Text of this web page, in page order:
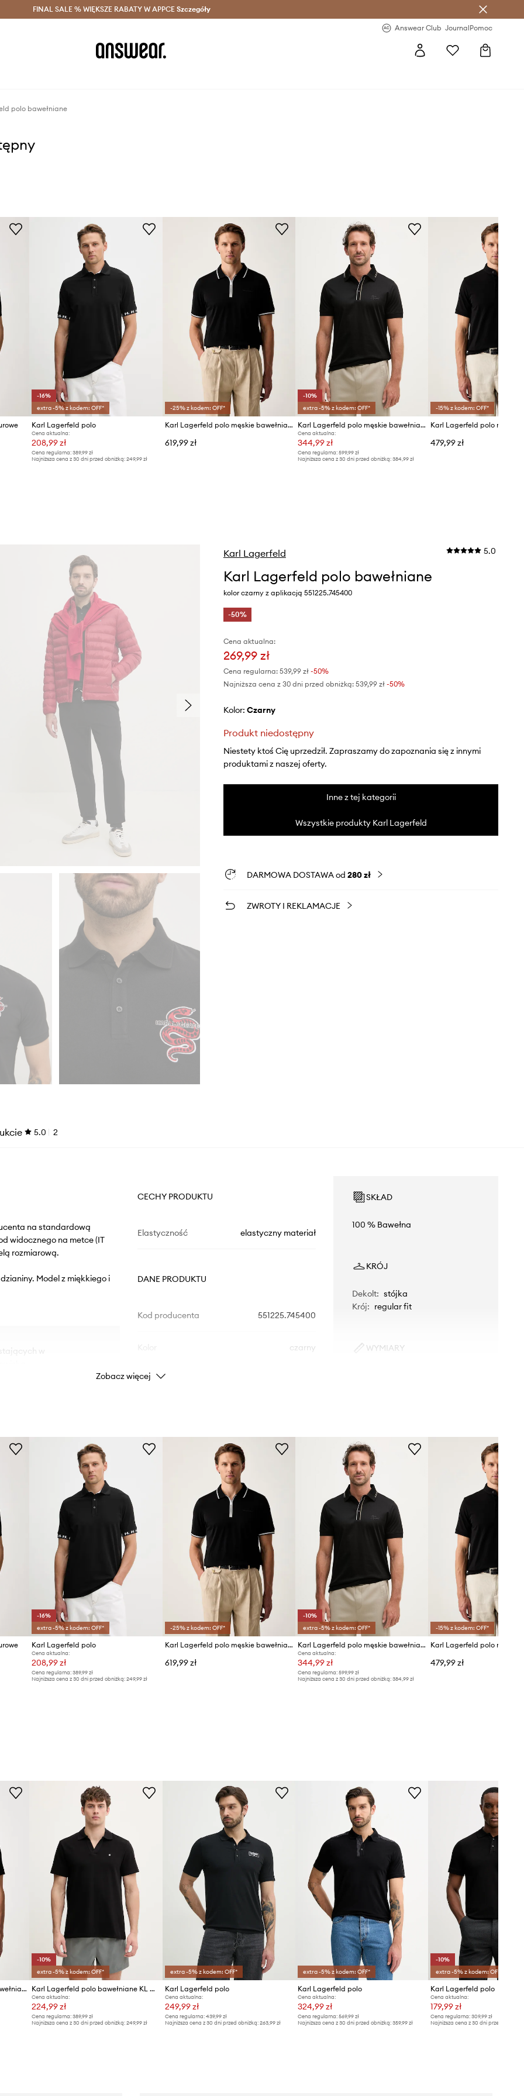
Oszczędzaj z Answear Club > Dostawa nawet w 24h >
FINAL SALE % WIĘKSZE RABATY W APPCE Szczegóły
Answear Club JournalPomoc
polo bawełniane
-16%
extra -5% z kodem: OFF*
Karl Lagerfeld polo
Cena aktualna:
208,99 zł
Cena regularna: 389,99 zł
Najniższa cena z 30 dni przed obniżką: 249,99 zł
-25% z kodem: OFF*
Karl Lagerfeld polo męskie bawełniane
619,99 zł
-10%
extra -5% z kodem: OFF*
Karl Lagerfeld polo męskie bawełniane
Cena aktualna:
344,99 zł
Cena regularna:599,99 zł
Najniższa cena z 30 dni przed obniżką:384,99 zł
-15% z kodem: OFF*
479,99 zł
Karl Lagerfeld 5.0
Karl Lagerfeld polo bawełniane
kolor czarny z aplikacją 551225.745400
-50%
Cena aktualna:
269,99 zł
Cena regularna: 539,99 zł-50%
Najniższa cena z 30 dni przed obniżką: 539,99 zł -50%
Kolor: czarny
Produkt niedostępny
Niestety ktoś Cię uprzedził. Zapraszamy do zapoznania się z innymi
produktami z naszej oferty.
Inne z tej kategorii
Wszystkie produkty Karl Lagerfeld
DARMOWA DOSTAWA od 280 zł
ZWROTY I REKLAMACJE
5.0 2
na standardową
widocznego na metce (IT
rozmiarową.
Model z miękkiego i
w
CECHY PRODUKTU
Elastyczność elastyczny materiał
DANE PRODUKTU
Kod producenta 551225.745400
czarny
Marka
ID Produktu
SKŁAD
100 % Bawełna
KRÓJ
Dekolt: stójka
Krój: regular fit
WYMIARY
Tabela rozmiarów
Zobacz więcej
-16%
extra -5% z kodem: OFF*
Karl Lagerfeld polo
Cena aktualna:
208,99 zł
Cena regularna: 389,99 zł
Najniższa cena z 30 dni przed obniżką: 249,99 zł
-25% z kodem: OFF*
Karl Lagerfeld polo męskie bawełniane
619,99 zł
-10%
extra -5% z kodem: OFF*
Karl Lagerfeld polo męskie bawełniane
Cena aktualna:
344,99 zł
Cena regularna:599,99 zł
Najniższa cena z 30 dni przed obniżką:384,99 zł
-15% z kodem: OFF*
479,99 zł
Karl Lagerfeld polo męskie bawełniane z elastanem
-10%
extra -5% z kodem: OFF*
Karl Lagerfeld polo bawełniane KL METAL
Cena aktualna:
224,99 zł
Cena regularna: 389,99 zł
Najniższa cena z 30 dni przed obniżką: 249,99 zł
extra -5% z kodem: OFF*
Karl Lagerfeld polo
Cena aktualna:
249,99 zł
Cena regularna: 439,99 zł
Najniższa cena z 30 dni przed obniżką: 263,99 zł
extra -5% z kodem: OFF*
Karl Lagerfeld polo
Cena aktualna:
324,99 zł
Cena regularna:569,99 zł
Najniższa cena z 30 dni przed obniżką:359,99 zł
-10%
extra -5% z kodem: OFF*
Karl Lagerfeld polo
Cena aktualna:
179,99 zł
Cena regularna: 309,99 zł
Najniższa cena z 30 dni przed obniżką: